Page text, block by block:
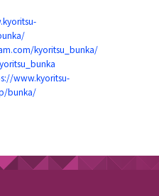
kyoritsu_bunka/
www.kyoritsu-
bunka/